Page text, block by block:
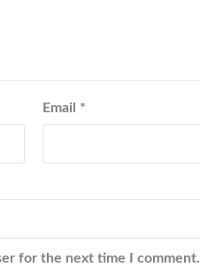
Email *
for the next time I comment.